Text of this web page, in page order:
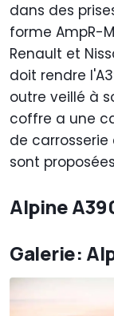
dans des
forme AmpR-
Renault et
doit rendre
outre veillé à
coffre a une
de carrosserie
sont
Alpine
Galerie: